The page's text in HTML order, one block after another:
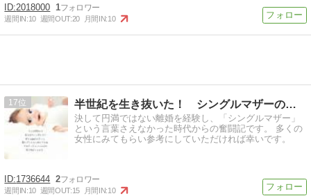
2018000 1
週間IN:10 週間OUT:20 月間IN:10
17 半世紀を生き抜いた！ シングルマザーの奮闘記
決して円満ではない離婚を経験し、「シングルマザー」
という言葉さえなかった時代からの奮闘記です。 多くの
女性にみてもらい参考にしていただければ幸いです。
1736644 2
週間IN:10 週間OUT:15 月間IN:10